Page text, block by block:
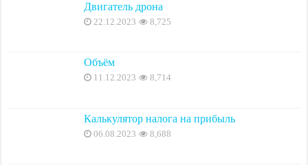
Двигатель дрона
22.12.2023 8,725
Объём
11.12.2023 8,714
Калькулятор налога на прибыль
06.08.2023 8,688